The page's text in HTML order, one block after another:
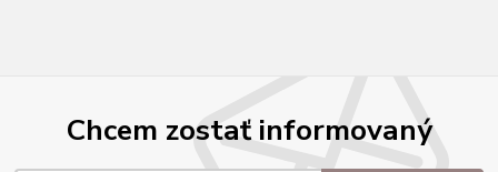
Chcem zostať informovaný